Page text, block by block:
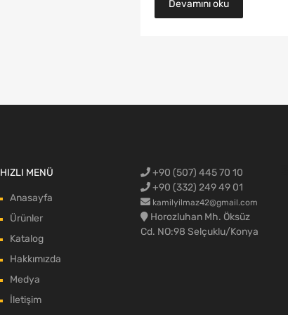
Devamını oku
HIZLI MENÜ
Anasayfa
Ürünler
Katalog
Hakkımızda
Medya
İletişim
+90 (507) 445 70 10
+90 (332) 249 49 01
kamilyilmaz42@gmail.com
Horozluhan Mh. Öksüz
Cd. NO:98 Selçuklu/Konya